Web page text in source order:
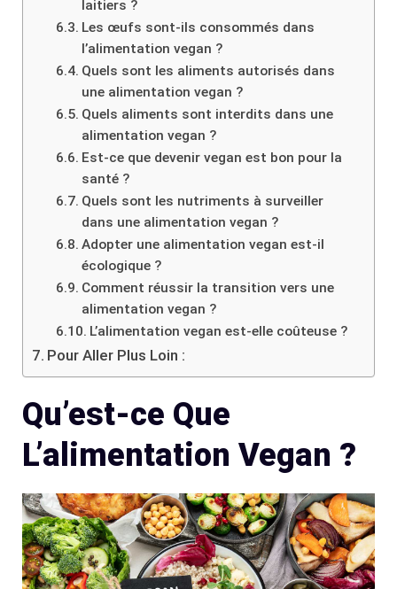
laitiers ?
Les œufs sont-ils consommés dans
l’alimentation vegan ?
Quels sont les aliments autorisés dans
une alimentation vegan ?
Quels aliments sont interdits dans une
alimentation vegan ?
Est-ce que devenir vegan est bon pour la
santé ?
Quels sont les nutriments à surveiller
dans une alimentation vegan ?
Adopter une alimentation vegan est-il
écologique ?
Comment réussir la transition vers une
alimentation vegan ?
L’alimentation vegan est-elle coûteuse ?
Pour Aller Plus Loin :
Qu’est-ce Que
L’alimentation Vegan ?